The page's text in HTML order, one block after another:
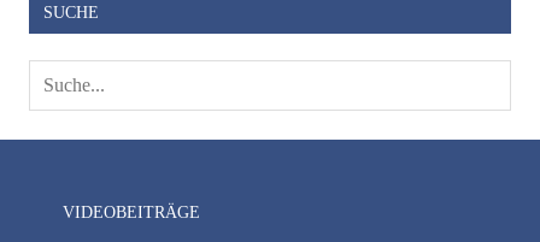
SUCHE
VIDEOBEITRÄGE